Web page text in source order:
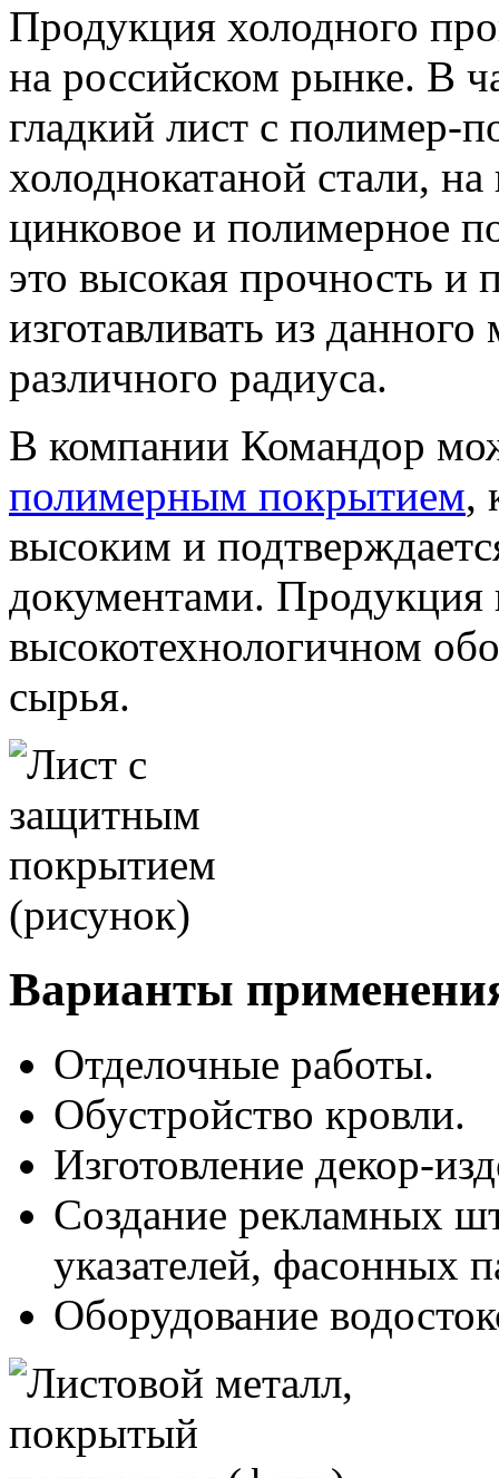
Продукция холодного
на российском рынке. В
гладкий лист c полимер-
холоднокатаной стали,
цинковое и полимерное
это высокая прочность и
изготавливать из
различного радиуса.
В компании Командор
полимерным покрытием,
высоким и
документами. Продукция
высокотехнологичном
сырья.
Варианты
Отделочные работы.
Обустройство кровли.
Изготовление декор-
Создание рекламных
указателей, фасонных
Оборудование